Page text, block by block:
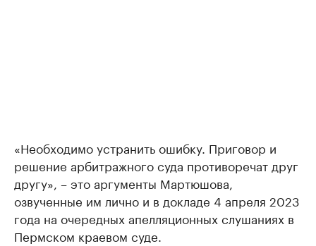
«Необходимо устранить ошибку. Приговор и
решение арбитражного суда противоречат друг
другу», – это аргументы Мартюшова,
озвученные им лично и в докладе 4 апреля 2023
года на очередных апелляционных слушаниях в
Пермском краевом суде.